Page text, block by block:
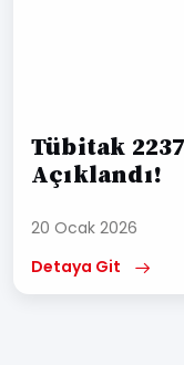
Tübitak
Açıklandı!
20 Ocak 2026
Detaya Git